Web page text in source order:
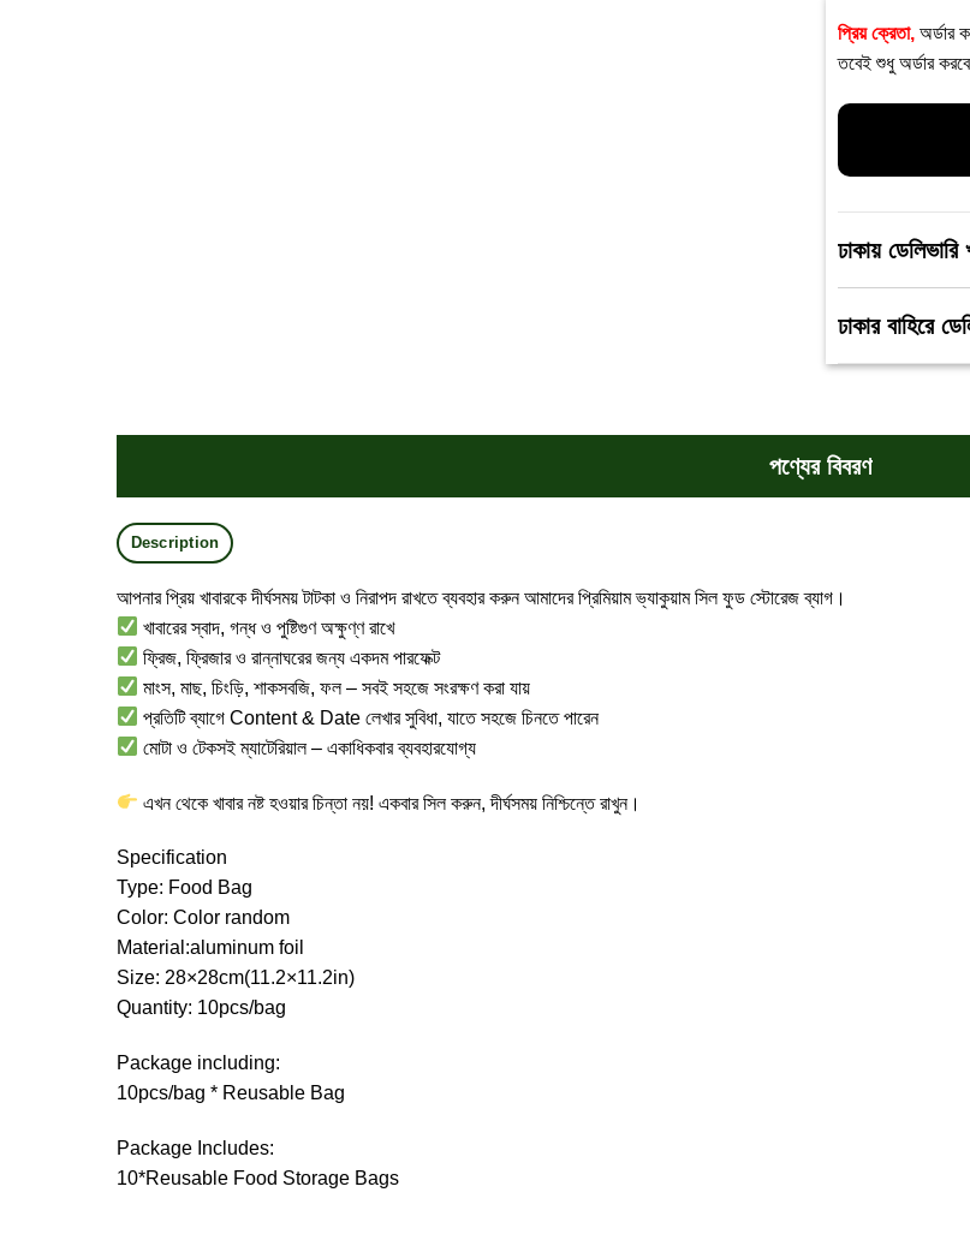
প্রিয় ক্রেতা, অর্ডার
তবেই শুধু অর্ডার
ঢাকায়
ঢাকার বাহিরে
পণ্যের বিবরণ
Description
আপনার প্রিয় খাবারকে দীর্ঘসময় টাটকা ও নিরাপদ রাখতে ব্যবহার করুন আমাদের প্রিমিয়াম ভ্যাকুয়াম সিল ফুড স্টোরেজ ব্যাগ।
খাবারের স্বাদ, গন্ধ ও পুষ্টিগুণ অক্ষুণ্ণ রাখে
ফ্রিজ, ফ্রিজার ও রান্নাঘরের জন্য একদম পারফেক্ট
মাংস, মাছ, চিংড়ি, শাকসবজি, ফল – সবই সহজে সংরক্ষণ করা যায়
প্রতিটি ব্যাগে Content & Date লেখার সুবিধা, যাতে সহজে চিনতে পারেন
মোটা ও টেকসই ম্যাটেরিয়াল – একাধিকবার ব্যবহারযোগ্য
এখন থেকে খাবার নষ্ট হওয়ার চিন্তা নয়! একবার সিল করুন, দীর্ঘসময় নিশ্চিন্তে রাখুন।
Specification
Type: Food Bag
Color: Color random
Material:aluminum foil
Size: 28×28cm(11.2×11.2in)
Quantity: 10pcs/bag
Package including:
10pcs/bag * Reusable Bag
Package Includes:
10*Reusable Food Storage Bags